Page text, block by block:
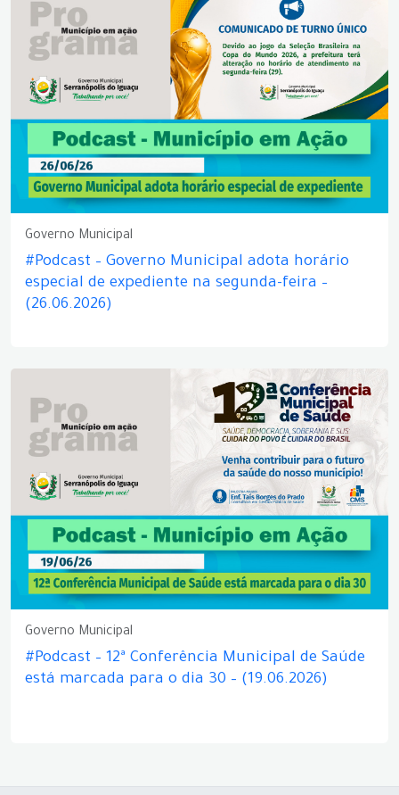
Governo Municipal
#Podcast – Governo Municipal adota horário
especial de expediente na segunda-feira –
(26.06.2026)
Governo Municipal
#Podcast – 12ª Conferência Municipal de Saúde
está marcada para o dia 30 – (19.06.2026)